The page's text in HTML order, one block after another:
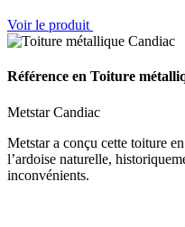
Voir le produit
Référence en Toiture
Metstar Candiac
Metstar a conçu cette toiture
l’ardoise naturelle,
inconvénients.